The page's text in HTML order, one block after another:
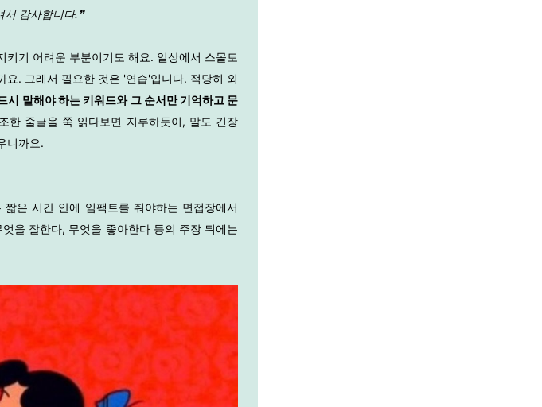
서 감사합니다.❞
기 어려운 부분이기도 해요. 일상에서 스몰토
. 그래서 필요한 것은 '연습'입니다. 적당히 외
시 말해야 하는 키워드와 그 순서만 기억하고 문
한 줄글을 쭉 읽다보면 지루하듯이, 말도 긴장
니까요.
은 시간 안에 임팩트를 줘야하는 면접장에서
을 잘한다, 무엇을 좋아한다 등의 주장 뒤에는